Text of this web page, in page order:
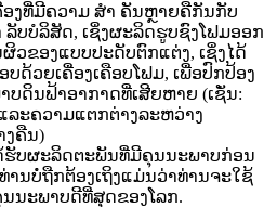
ອງທີ່ມີຄວາມ ສຳ ຄັນຫຼາຍຄືກັນກັບ
ລັບບໍລິສັດ, ເຊິ່ງຜະລິດຮູບຊົງໂຟມອອກ
ວຂອງແບບປະດັບຕົກແຕ່ງ, ເຊິ່ງໄດ້
ດ້ວຍເຄື່ອງເຄືອບໂຟມ, ເພື່ອປົກປ້ອງ
ດິນຟ້າອາກາດທີ່ເສີຍຫາຍ (ເຊັ່ນ:
ະຄວາມແຕກຕ່າງລະຫວ່າງ
ງຄືນ)
ຮັບຜະລິດຕະພັນທີ່ມີຄຸນນະພາບກ່ອນ
ານບໍ່ຖືກຕ້ອງເຖິງແມ່ນວ່າທ່ານຈະໃຊ້
ນະພາບດີທີ່ສຸດຂອງໂລກ.